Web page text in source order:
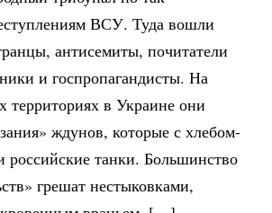
ВСУ. Туда вошли
антисемиты, почитатели
и госпропагандисты. На
территориях в Украине они
ждунов, которые с хлебом-
российские танки. Большинство
грешат нестыковками,